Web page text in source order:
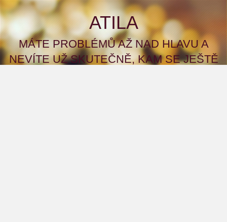
ATILA
MÁTE PROBLÉMŮ AŽ NAD HLAVU A
NEVÍTE UŽ SKUTEČNĚ, KAM SE JEŠTĚ